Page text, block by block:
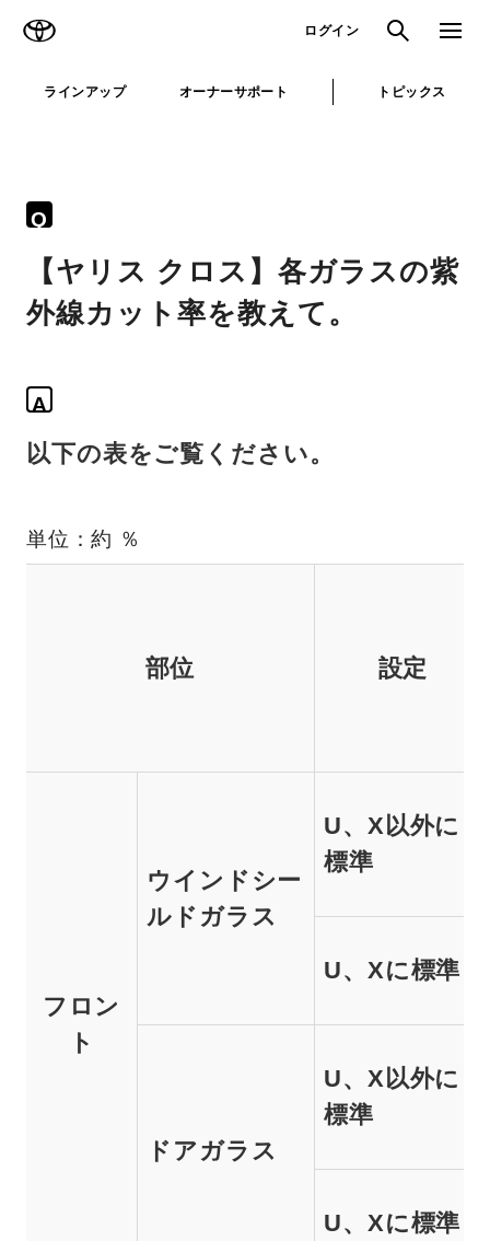
ログイン 検索 メニュ
ラインアップ オーナーサポート トピックス
Q
【ヤリス クロス】各ガラスの紫
外線カット率を教えて。
A
以下の表をご覧ください。
単位：約 ％
部位 設定
フロン
ト
ウインドシー
ルドガラス
U、X以外に
標準
U、Xに標準
ドアガラス
U、X以外に
標準
U、Xに標準